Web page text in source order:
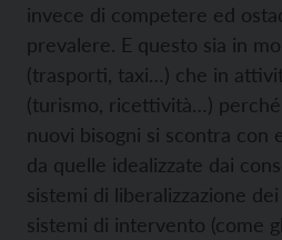
invece di competere ed
prevalere. E questo sia in
(trasporti, taxi…) che in
(turismo, ricettività…) perché
nuovi bisogni si scontra con
da quelle idealizzate dai
sistemi di liberalizzazione
sistemi di intervento (come